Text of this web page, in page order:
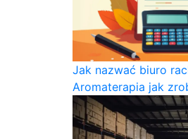
Jak nazwać biuro
Aromaterapia jak